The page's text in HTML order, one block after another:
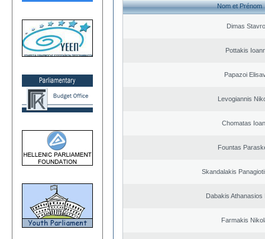
Nom et Prénom
Dimas
Pottakis
Papazoi
Levogiannis
Chomatas
Fountas
Skandalakis
Dabakis Athanasios
Farmakis